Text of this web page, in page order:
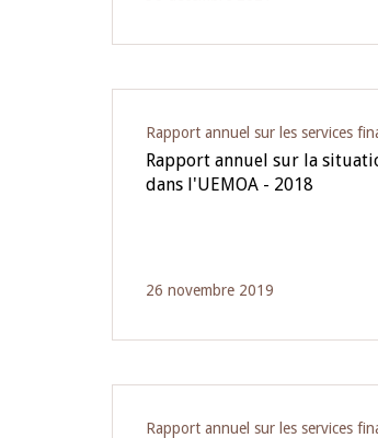
Rapport annuel sur les services
Rapport annuel sur la
dans l'UEMOA - 2018
26 novembre 2019
Rapport annuel sur les services